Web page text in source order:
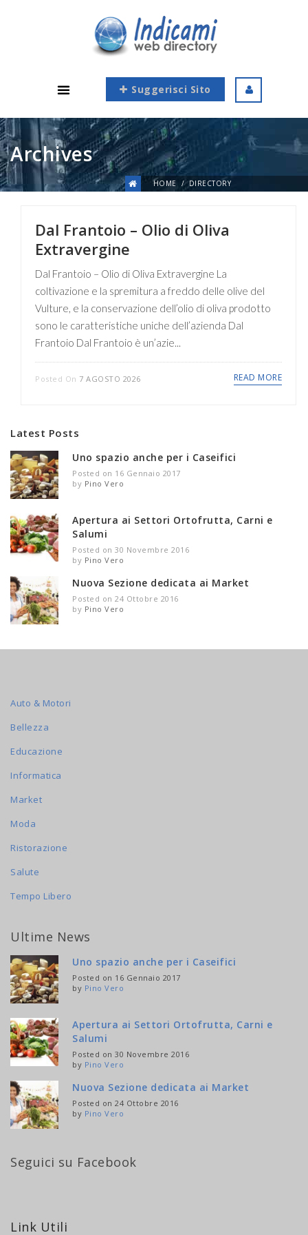
Suggerisci Sito
Archives
HOME DIRECTORY
Dal Frantoio – Olio di Oliva
Extravergine
Dal Frantoio – Olio di Oliva Extravergine La
coltivazione e la spremitura a freddo delle olive del
Vulture, e la conservazione dell’olio di oliva prodotto
sono le caratteristiche uniche dell’azienda Dal
Frantoio Dal Frantoio è un’azie...
Posted On 7 AGOSTO 2026 READ MORE
Latest Posts
Uno spazio anche per i Caseifici
Posted on 16 Gennaio 2017
by Pino Vero
Apertura ai Settori Ortofrutta, Carni e
Salumi
Posted on 30 Novembre 2016
by Pino Vero
Nuova Sezione dedicata ai Market
Posted on 24 Ottobre 2016
by Pino Vero
Auto & Motori
Bellezza
Educazione
Informatica
Market
Moda
Ristorazione
Salute
Tempo Libero
Ultime News
Uno spazio anche per i Caseifici
Posted on 16 Gennaio 2017
by Pino Vero
Apertura ai Settori Ortofrutta, Carni e
Salumi
Posted on 30 Novembre 2016
by Pino Vero
Nuova Sezione dedicata ai Market
Posted on 24 Ottobre 2016
by Pino Vero
Seguici su Facebook
Link Utili